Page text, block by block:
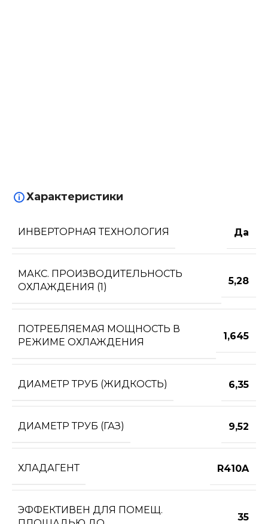
Характеристики
ИНВЕРТОРНАЯ ТЕХНОЛОГИЯ Да
МАКС. ПРОИЗВОДИТЕЛЬНОСТЬ
ОХЛАЖДЕНИЯ (1)
5,28
ПОТРЕБЛЯЕМАЯ МОЩНОСТЬ В
РЕЖИМЕ ОХЛАЖДЕНИЯ
1,645
ДИАМЕТР ТРУБ (ЖИДКОСТЬ) 6,35
ДИАМЕТР ТРУБ (ГАЗ) 9,52
ХЛАДАГЕНТ R410A
ЭФФЕКТИВЕН ДЛЯ ПОМЕЩ.
35